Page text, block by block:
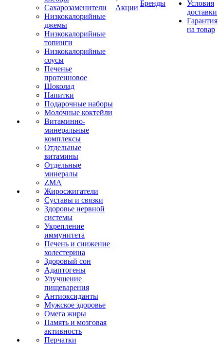
Сахарозаменители
Низкокалорийные
джемы
Низкокалорийные
топинги
Низкокалорийные
соусы
Печенье
протеиновое
Шоколад
Напитки
Подарочные наборы
Молочные коктейли
Витаминно-
минеральные
комплексы
Отдельные
витамины
Отдельные
минералы
ZMA
Жиросжигатели
Суставы и связки
Здоровье нервной
системы
Укрепление
иммунитета
Печень и снижение
холестерина
Здоровый сон
Адаптогены
Улучшение
пищеварения
Антиоксиданты
Мужское здоровье
Омега жиры
Память и мозговая
активность
Перчатки
Акции
Бренды
Условия
доставки
Гарантия
на товар